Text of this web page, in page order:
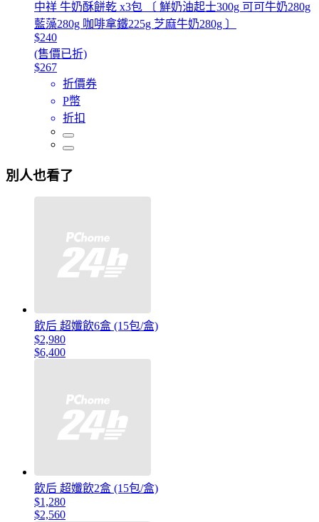
中祥 牛奶酥餅乾 x3包 〔 鮮奶油起士300g 可可牛奶280g
藍藻280g 咖啡拿鐵225g 芝麻牛奶280g 〕
$240
(售價已折)
$267
折價券
P幣
折扣
別人也看了
飲后 超孅飲6盒 (15包/盒)
$2,980
$6,400
飲后 超孅飲2盒 (15包/盒)
$1,280
$2,560